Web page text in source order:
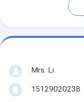
Mrs. Li
15129020238